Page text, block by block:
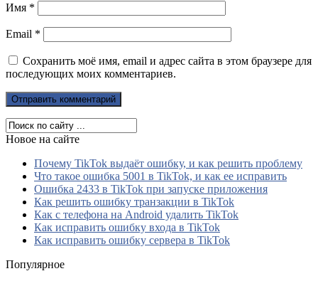
Имя *
Email *
Сохранить моё имя, email и адрес сайта в этом браузере для
последующих моих комментариев.
Новое на сайте
Почему TikTok выдаёт ошибку, и как решить проблему
Что такое ошибка 5001 в TikTok, и как ее исправить
Ошибка 2433 в TikTok при запуске приложения
Как решить ошибку транзакции в TikTok
Как с телефона на Android удалить TikTok
Как исправить ошибку входа в TikTok
Как исправить ошибку сервера в TikTok
Популярное